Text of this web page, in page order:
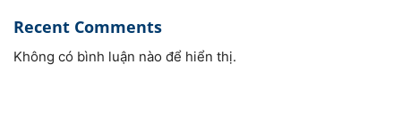
Recent Comments
Không có bình luận nào để hiển thị.